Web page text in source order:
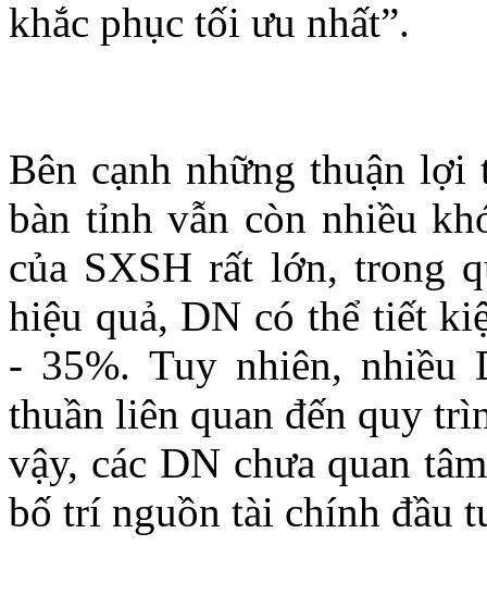
khắc phục tối ưu nhất”.
Bên cạnh những thuận
bàn tỉnh vẫn còn nhiều
của SXSH rất lớn, trong
hiệu quả, DN có thể tiết
- 35%. Tuy nhiên, nhiều
thuần liên quan đến quy
vậy, các DN chưa quan
bố trí nguồn tài chính đầu